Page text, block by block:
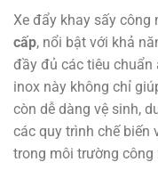
Xe đẩy khay sấy
cấp, nổi bật với khả
đầy đủ các tiêu chuẩn
inox này không chỉ
còn dễ dàng vệ sinh,
các quy trình chế biến
trong môi trường công